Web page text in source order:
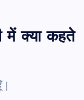
में क्या कहते
|